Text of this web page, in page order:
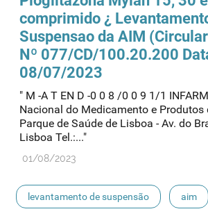
comprimido ¿
Suspensao da AIM
Nº 077/CD/100.20.200
08/07/2023
" M -A T EN D -0 0 8 /0 0 9 1/1
Nacional do Medicamento e Produtos
Parque de Saúde de Lisboa - Av. do
Lisboa Tel.:..."
01/08/2023
levantamento de suspensão aim